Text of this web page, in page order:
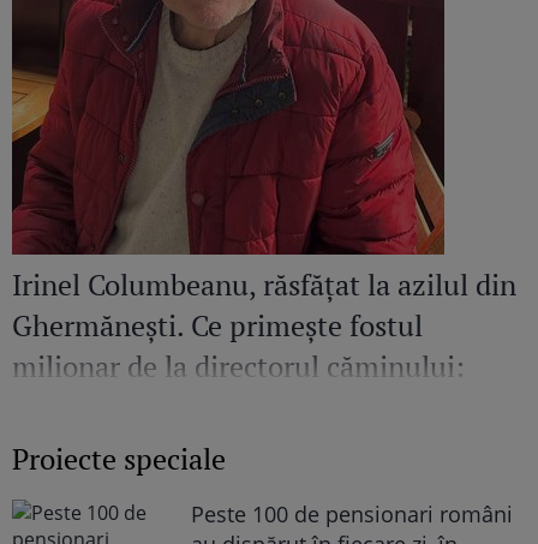
Irinel Columbeanu, răsfățat la azilul din
Ghermănești. Ce primește fostul
milionar de la directorul căminului:
Proiecte speciale
Peste 100 de pensionari români